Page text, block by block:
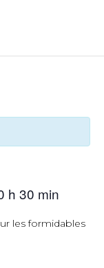
h 30 min
les formidables